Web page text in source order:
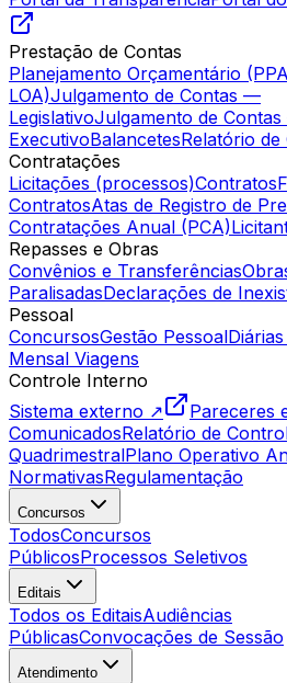
Prestação de Contas
Planejamento Orçamentário
LOA)Julgamento de Contas —
LegislativoJulgamento de
ExecutivoBalancetesRelatório de
Contratações
Licitações (processos)Contratos
ContratosAtas de Registro de
Contratações Anual (PCA)
Repasses e Obras
Convênios e Transferências
ParalisadasDeclarações de
Pessoal
ConcursosGestão Pessoal
Mensal Viagens
Controle Interno
Sistema externo ↗
Pareceres
ComunicadosRelatório de
QuadrimestralPlano Operativo
NormativasRegulamentação
Concursos
TodosConcursos
PúblicosProcessos Seletivos
Editais
Todos os EditaisAudiências
PúblicasConvocações de Sessão
Atendimento